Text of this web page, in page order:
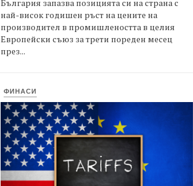
България запазва позицията си на страна с
най-висок годишен ръст на цените на
производител в промишлеността в целия
Европейски съюз за трети пореден месец
през...
ФИНАСИ